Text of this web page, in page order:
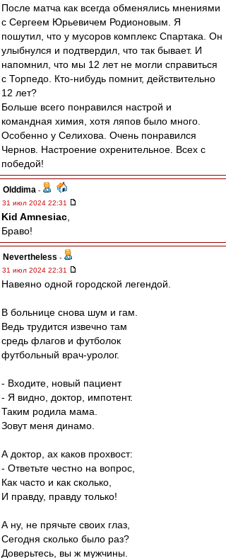
После матча как всегда обменялись мнениями
с Сергеем Юрьевичем Родионовым. Я
пошутил, что у мусоров комплекс Спартака. Он
улыбнулся и подтвердил, что так бывает. И
напомнил, что мы 12 лет не могли справиться
с Торпедо. Кто-нибудь помнит, действительно
12 лет?
Больше всего понравился настрой и
командная химия, хотя ляпов было много.
Особенно у Селихова. Очень понравился
Чернов. Настроение охренительное. Всех с
победой!
Olddima -
31 июл 2024 22:31
Kid Amnesiac
Браво!
Nevertheless -
31 июл 2024 22:31
Навеяно одной городской легендой.
В больнице снова шум и гам.
Ведь трудится извечно там
средь флагов и футболок
футбольный врач-уролог.
- Входите, новый пациент
- Я видно, доктор, импотент.
Таким родила мама.
Зовут меня динамо.
А доктор, ах каков прохвост:
- Ответьте честно на вопрос,
Как часто и как сколько,
И правду, правду только!
А ну, не прячьте своих глаз,
Сегодня сколько было раз?
Доверьтесь, вы ж мужчины.